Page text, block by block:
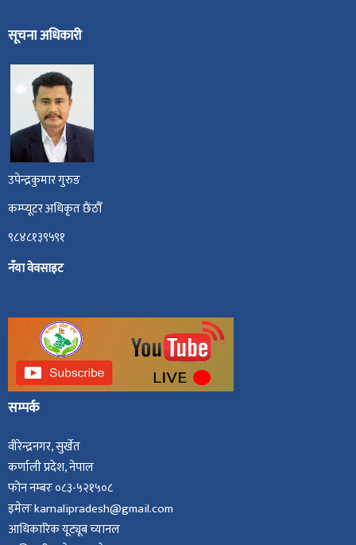
सूचना अधिकारी
उपेन्द्रकुमार गुरुङ
कम्प्यूटर अधिकृत छैंठौँ
९८४८१३९५९१
नँया वेवसाइट
सम्पर्क
वीरेन्द्रनगर, सुर्खेत
कर्णाली प्रदेश, नेपाल
फोन नम्बरः ०८३-५२१५०८
इमेलः karnalipradesh@gmail.com
आधिकारिक यूट्यूब च्यानल